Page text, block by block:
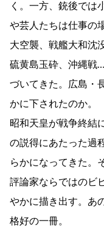
く。一方、銃後では
や芸人たちは仕事の
大空襲、戦艦大和沈
硫黄島玉砕、沖縄戦
づいてきた。広島・
かに下されたのか。
昭和天皇が戦争終結
の説得にあたった過
らかになってきた。
評論家ならではのビ
やかに描き出す。あ
格好の一冊。